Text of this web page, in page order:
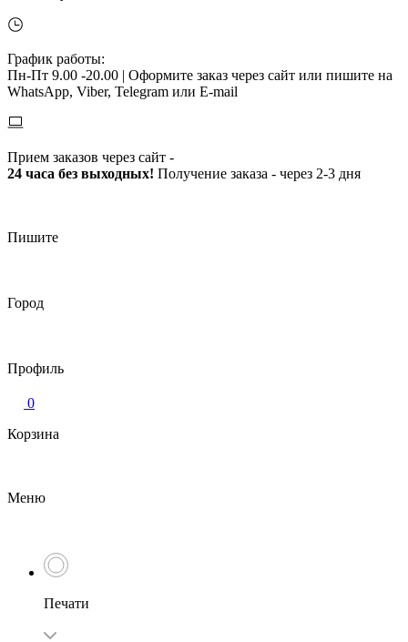
График работы:
Пн-Пт 9.00 -20.00 | Оформите заказ через сайт или пишите на
WhatsApp, Viber, Telegram или E-mail
Прием заказов через сайт -
24 часа без выходных! Получение заказа - через 2-3 дня
Пишите
Город
Профиль
0
Корзина
Меню
Печати